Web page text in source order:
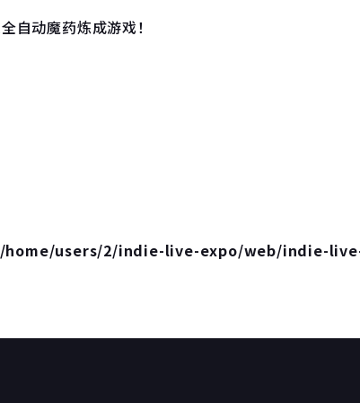
自动魔药炼成游戏！
/home/users/2/indie-live-expo/web/indie-